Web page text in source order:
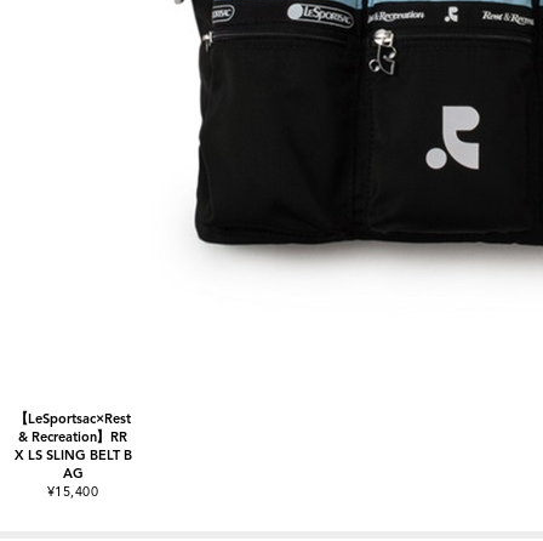
【LeSportsac×Rest
& Recreation】RR
X LS SLING BELT B
AG
¥15,400